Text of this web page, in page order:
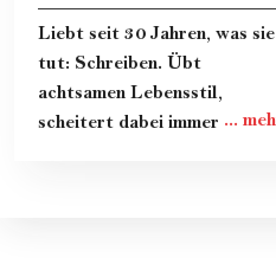
Liebt seit 30 Jahren, was sie
tut: Schreiben. Übt
achtsamen Lebensstil,
scheitert dabei immer